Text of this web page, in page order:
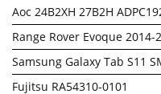
Aoc 24B2XH 27B2H
Range Rover Evoque 2014-
Samsung Galaxy Tab S11
Fujitsu RA54310-0101